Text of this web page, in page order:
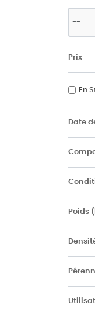
Prix
En
Date
Poids